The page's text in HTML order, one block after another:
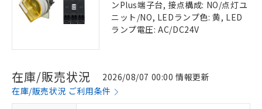
ンPlus端子台, 接点構成: NO/点灯ユ
ニット/NO, LEDランプ色: 黄, LED
ランプ電圧: AC/DC24V
在庫/販売状況
2026/08/07 00:00 情報更新
在庫/販売状況 ご利用条件